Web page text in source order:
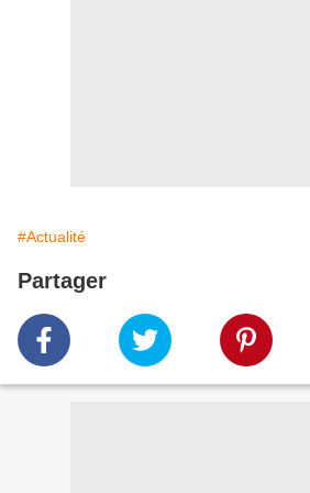
#Actualité
Partager